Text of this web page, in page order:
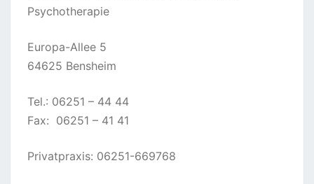
Psychotherapie
Europa-Allee 5
64625 Bensheim
Tel.: 06251 – 44 44
Fax: 06251 – 41 41
Privatpraxis: 06251-669768